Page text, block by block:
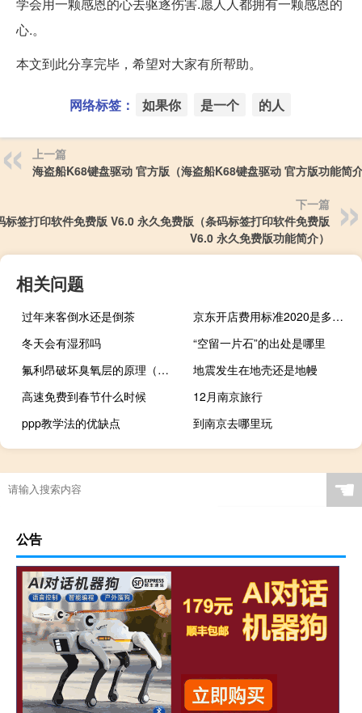
学会用一颗感恩的心去驱逐伤害.愿人人都拥有一颗感恩的
心.。
本文到此分享完毕，希望对大家有所帮助。
网络标签： 如果你 是一个 的人
上一篇
海盗船K68键盘驱动 官方版（海盗船K68键盘驱动 官方版功能简
下一篇
标签打印软件免费版 V6.0 永久免费版（条码标签打印软件免费版
V6.0 永久免费版功能简介）
相关问题
过年来客倒水还是倒茶
京东开店费用标准2020是多少（京东开店费用标准2020）
冬天会有湿邪吗
“空留一片石”的出处是哪里
氟利昂破坏臭氧层的原理（氟利昂）
地震发生在地壳还是地幔
高速免费到春节什么时候
12月南京旅行
ppp教学法的优缺点
到南京去哪里玩
☚
公告